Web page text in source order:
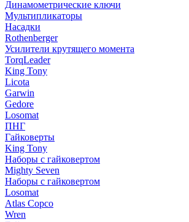
Динамометрические ключи
Мультипликаторы
Насадки
Rothenberger
Усилители крутящего момента
TorqLeader
King Tony
Licota
Garwin
Gedore
Losomat
ПНГ
Гайковерты
King Tony
Наборы с гайковертом
Mighty Seven
Наборы с гайковертом
Losomat
Atlas Copco
Wren